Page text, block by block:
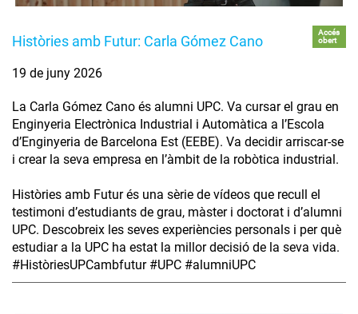
Històries amb Futur: Carla Gómez Cano
Accés
obert
19 de juny 2026
La Carla Gómez Cano és alumni UPC. Va cursar el grau en
Enginyeria Electrònica Industrial i Automàtica a l’Escola
d’Enginyeria de Barcelona Est (EEBE). Va decidir arriscar-se
i crear la seva empresa en l’àmbit de la robòtica industrial.
Històries amb Futur és una sèrie de vídeos que recull el
testimoni d’estudiants de grau, màster i doctorat i d’alumni
UPC. Descobreix les seves experiències personals i per què
estudiar a la UPC ha estat la millor decisió de la seva vida.
#HistòriesUPCambfutur #UPC #alumniUPC